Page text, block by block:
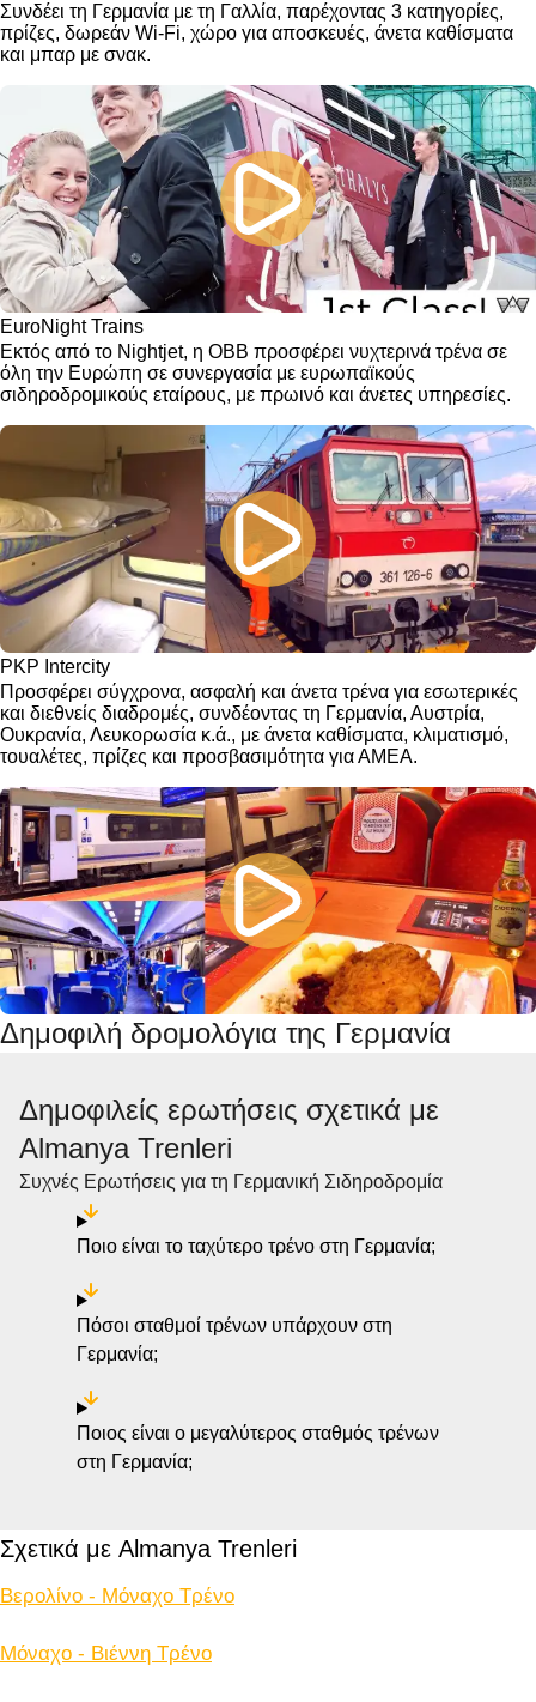
Συνδέει τη Γερμανία με τη Γαλλία, παρέχοντας 3 κατηγορίες,
πρίζες, δωρεάν Wi-Fi, χώρο για αποσκευές, άνετα καθίσματα
και μπαρ με σνακ.
EuroNight Trains
Εκτός από το Nightjet, η OBB προσφέρει νυχτερινά τρένα σε
όλη την Ευρώπη σε συνεργασία με ευρωπαϊκούς
σιδηροδρομικούς εταίρους, με πρωινό και άνετες υπηρεσίες.
PKP Intercity
Προσφέρει σύγχρονα, ασφαλή και άνετα τρένα για εσωτερικές
και διεθνείς διαδρομές, συνδέοντας τη Γερμανία, Αυστρία,
Ουκρανία, Λευκορωσία κ.ά., με άνετα καθίσματα, κλιματισμό,
τουαλέτες, πρίζες και προσβασιμότητα για ΑΜΕΑ.
Δημοφιλή δρομολόγια της Γερμανία
Δημοφιλείς ερωτήσεις σχετικά με
Almanya Trenleri
Συχνές Ερωτήσεις για τη Γερμανική Σιδηροδρομία
Ποιο είναι το ταχύτερο τρένο στη Γερμανία;
Πόσοι σταθμοί τρένων υπάρχουν στη
Γερμανία;
Ποιος είναι ο μεγαλύτερος σταθμός τρένων
στη Γερμανία;
Σχετικά με Almanya Trenleri
Βερολίνο - Μόναχο Tρένο
Μόναχο - Βιέννη Tρένο